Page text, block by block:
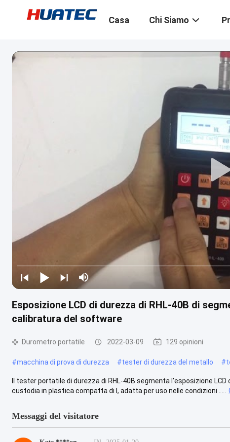
Casa Chi Siamo
Esposizione LCD di durezza di RHL-40B di
calibratura del software
Durometro portatile 2022-03-09 129 opinioni
#macchina di prova di durezza #tester di durezza del metallo #
Il tester portatile di durezza di RHL-40B segmenta l'esposizione
custodia in plastica compatta di l, adatta per uso nelle condizioni .....
Messaggi del visitatore